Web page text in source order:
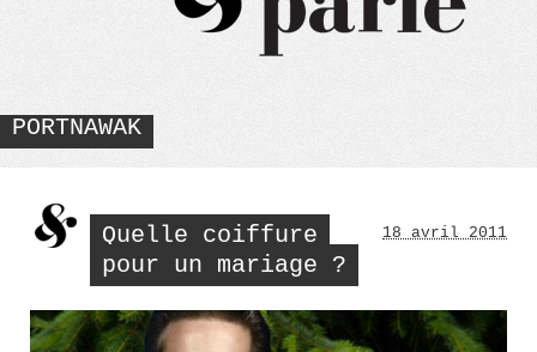
PORTNAWAK
Quelle coiffure
pour un mariage ?
18 avril 2011